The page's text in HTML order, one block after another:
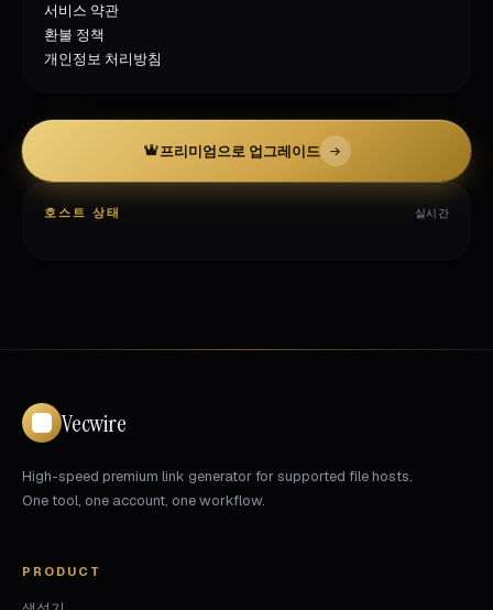
서비스 약관
환불 정책
개인정보 처리방침
프리미엄으로 업그레이드
호스트 상태 실시간
Vecwire
High-speed premium link generator for supported file hosts.
One tool, one account, one workflow.
PRODUCT